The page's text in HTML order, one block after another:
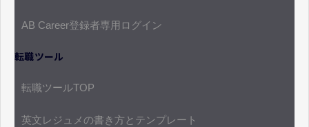
AB Career登録者専用ログイン
転職ツール
転職ツールTOP
英文レジュメの書き方とテンプレート